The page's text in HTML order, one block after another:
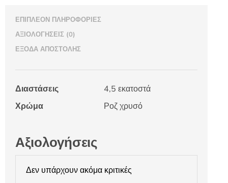
ΕΠΙΠΛΈΟΝ ΠΛΗΡΟΦΟΡΊΕΣ
ΑΞΙΟΛΟΓΉΣΕΙΣ (0)
ΈΞΟΔΑ ΑΠΟΣΤΟΛΉΣ
Διαστάσεις
4,5 εκατοστά
Χρώμα
Ροζ χρυσό
Αξιολογήσεις
Δεν υπάρχουν ακόμα κριτικές